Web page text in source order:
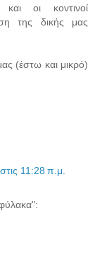
οι κοντινοί
της δικής μας
(έστω και μικρό)
11:28 π.μ.